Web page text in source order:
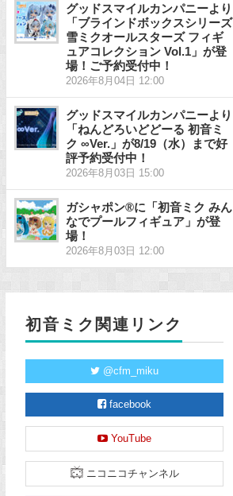
グッドスマイルカンパニーより
「ブラインドボックスシリーズ
雪ミクオールスターズ フィギ
ュアコレクション Vol.1」が登
場！ご予約受付中！
2026年8月04日 12:00
グッドスマイルカンパニーより
「ねんどろいどどーる 初音ミ
ク ∞Ver.」が8/19（水）まで好
評予約受付中！
2026年8月03日 15:00
ガシャポン®に「初音ミク みん
なでプールフィギュア」が登
場！
2026年8月03日 12:00
初音ミク関連リンク
@cfm_miku
facebook
YouTube
ニコニコチャンネル